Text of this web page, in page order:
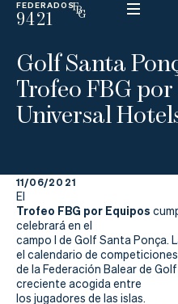
FEDERADOS
9421
ESP
N
D
I
C
A
P
La
Federación
Federarse
Golf Santa
Trofeo FBG
Universal
11/06/2021
El
Trofeo FBG por Equipos
celebrará en el
campo I de Golf Santa Ponça.
el calendario de competiciones
de la Federación Balear de
creciente acogida entre
los jugadores de las islas.